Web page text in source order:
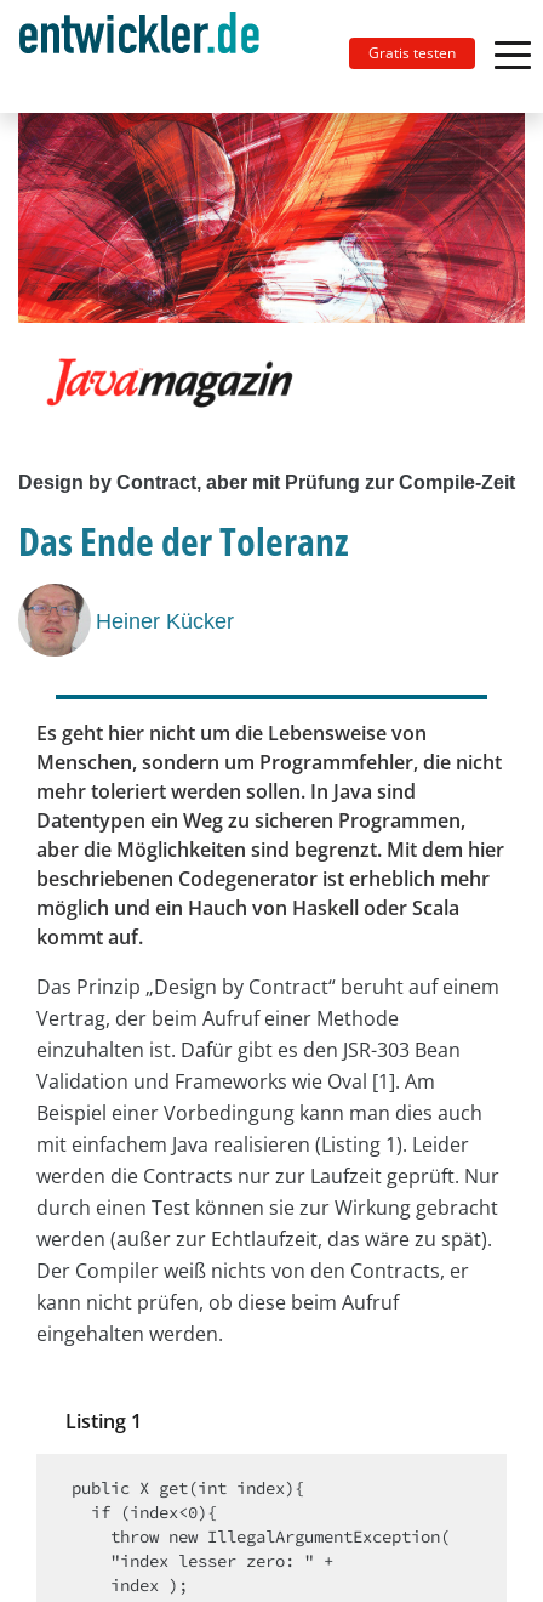
Gratis testen
Design by Contract, aber mit Prüfung zur Compile-Zeit
Das Ende der Toleranz
Heiner Kücker
Es geht hier nicht um die Lebensweise von
Menschen, sondern um Programmfehler, die nicht
mehr toleriert werden sollen. In Java sind
Datentypen ein Weg zu sicheren Programmen,
aber die Möglichkeiten sind begrenzt. Mit dem hier
beschriebenen Codegenerator ist erheblich mehr
möglich und ein Hauch von Haskell oder Scala
kommt auf.
Das Prinzip „Design by Contract“ beruht auf einem
Vertrag, der beim Aufruf einer Methode
einzuhalten ist. Dafür gibt es den JSR-303 Bean
Validation und Frameworks wie Oval [1]. Am
Beispiel einer Vorbedingung kann man dies auch
mit einfachem Java realisieren (Listing 1). Leider
werden die Contracts nur zur Laufzeit geprüft. Nur
durch einen Test können sie zur Wirkung gebracht
werden (außer zur Echtlaufzeit, das wäre zu spät).
Der Compiler weiß nichts von den Contracts, er
kann nicht prüfen, ob diese beim Aufruf
eingehalten werden.
Listing 1
public X get(int index){